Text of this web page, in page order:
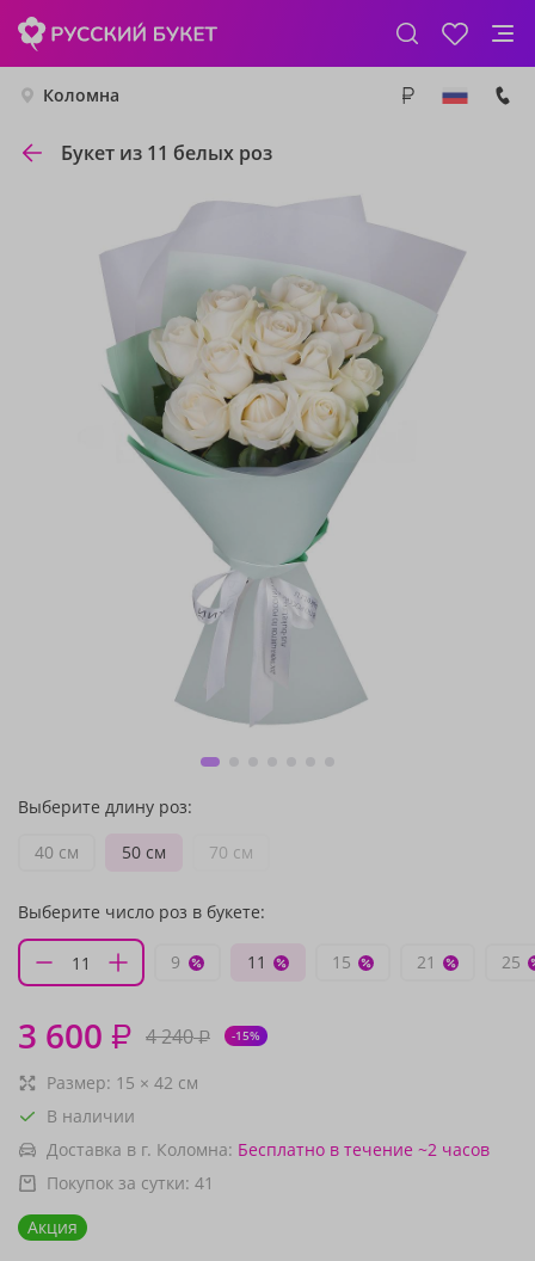
Коломна
Букет из 11 белых роз
Выберите длину роз:
40 см
50 см 70 см
Выберите число роз в букете:
9 11 15 21 25
3 600 ₽ 4 240₽ -15%
Размер: 15 × 42 см
В наличии
Доставка в г. Коломна: Бесплатно в течение ~2 часов
Покупок за сутки: 41
Акция